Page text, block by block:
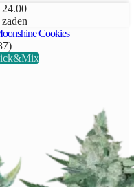
24.00
Cookies